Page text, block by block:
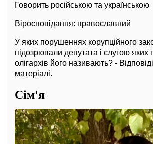
Говорить російською та українською
Віросповідання: православний
У яких порушеннях корупційного
підозрювали депутата і слугою яких
олігархів його називають? -
матеріалі.
Сім'я